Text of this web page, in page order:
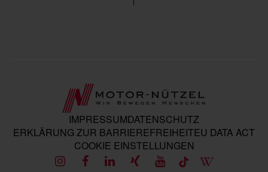
IMPRESSUMDATENSCHUTZ
ERKLÄRUNG ZUR BARRIEREFREIHEITEU DATA ACT
COOKIE EINSTELLUNGEN